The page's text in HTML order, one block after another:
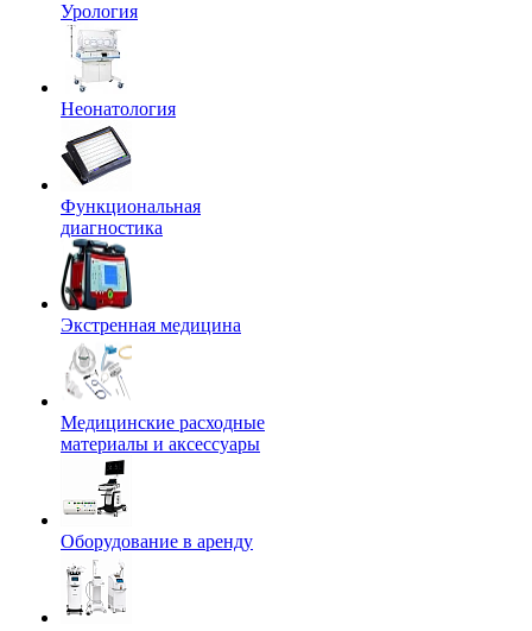
Урология
Неонатология
Функциональная
диагностика
Экстренная медицина
Медицинские расходные
материалы и аксессуары
Оборудование в аренду